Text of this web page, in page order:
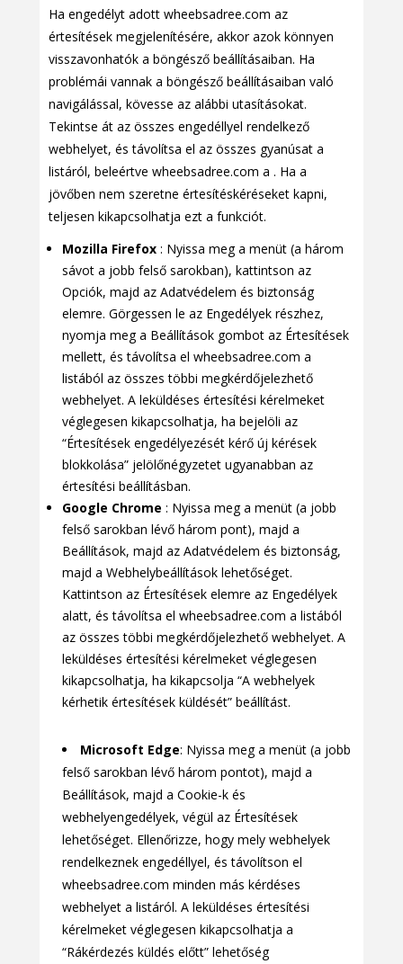
Ha engedélyt adott wheebsadree.com az
értesítések megjelenítésére, akkor azok könnyen
visszavonhatók a böngésző beállításaiban. Ha
problémái vannak a böngésző beállításaiban való
navigálással, kövesse az alábbi utasításokat.
Tekintse át az összes engedéllyel rendelkező
webhelyet, és távolítsa el az összes gyanúsat a
listáról, beleértve wheebsadree.com a . Ha a
jövőben nem szeretne értesítéskéréseket kapni,
teljesen kikapcsolhatja ezt a funkciót.
Mozilla Firefox : Nyissa meg a menüt (a három
sávot a jobb felső sarokban), kattintson az
Opciók, majd az Adatvédelem és biztonság
elemre. Görgessen le az Engedélyek részhez,
nyomja meg a Beállítások gombot az Értesítések
mellett, és távolítsa el wheebsadree.com a
listából az összes többi megkérdőjelezhető
webhelyet. A leküldéses értesítési kérelmeket
véglegesen kikapcsolhatja, ha bejelöli az
“Értesítések engedélyezését kérő új kérések
blokkolása” jelölőnégyzetet ugyanabban az
értesítési beállításban.
Google Chrome : Nyissa meg a menüt (a jobb
felső sarokban lévő három pont), majd a
Beállítások, majd az Adatvédelem és biztonság,
majd a Webhelybeállítások lehetőséget.
Kattintson az Értesítések elemre az Engedélyek
alatt, és távolítsa el wheebsadree.com a listából
az összes többi megkérdőjelezhető webhelyet. A
leküldéses értesítési kérelmeket véglegesen
kikapcsolhatja, ha kikapcsolja “A webhelyek
kérhetik értesítések küldését” beállítást.
Microsoft Edge: Nyissa meg a menüt (a jobb
felső sarokban lévő három pontot), majd a
Beállítások, majd a Cookie-k és
webhelyengedélyek, végül az Értesítések
lehetőséget. Ellenőrizze, hogy mely webhelyek
rendelkeznek engedéllyel, és távolítson el
wheebsadree.com minden más kérdéses
webhelyet a listáról. A leküldéses értesítési
kérelmeket véglegesen kikapcsolhatja a
“Rákérdezés küldés előtt” lehetőség